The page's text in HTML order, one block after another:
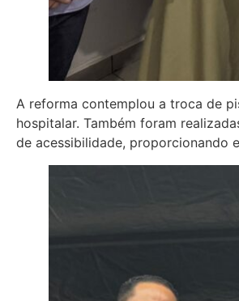
A reforma contemplou a troca de
hospitalar. Também foram
de acessibilidade, proporcionando